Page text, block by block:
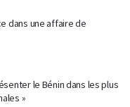
dans une affaire de
le Bénin dans les plus
»